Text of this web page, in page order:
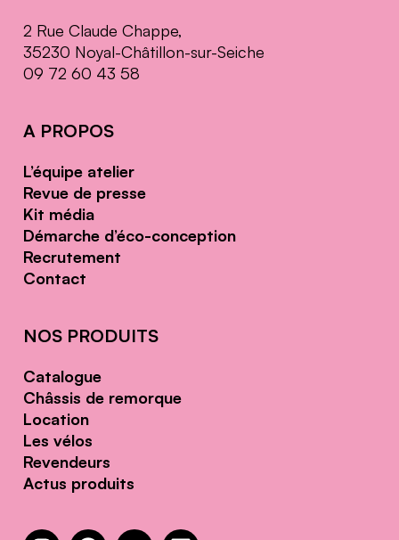
2 Rue Claude Chappe,
35230 Noyal-Châtillon-sur-Seiche
09 72 60 43 58
A PROPOS
L’équipe atelier
Revue de presse
Kit média
Démarche d’éco-conception
Recrutement
Contact
NOS PRODUITS
Catalogue
Châssis de remorque
Location
Les vélos
Revendeurs
Actus produits